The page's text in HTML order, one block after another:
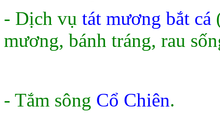
- Dịch vụ tát mương bắt cá
mương, bánh tráng, rau
- Tắm sông Cổ Chiên.